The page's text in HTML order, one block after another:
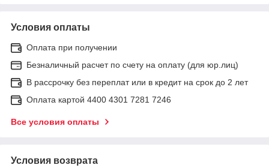
Условия оплаты
Оплата при получении
Безналичный расчет по счету на оплату (для юр.лиц)
В рассрочку без переплат или в кредит на срок до 2 лет
Оплата картой 4400 4301 7281 7246
Все условия оплаты
Условия возврата